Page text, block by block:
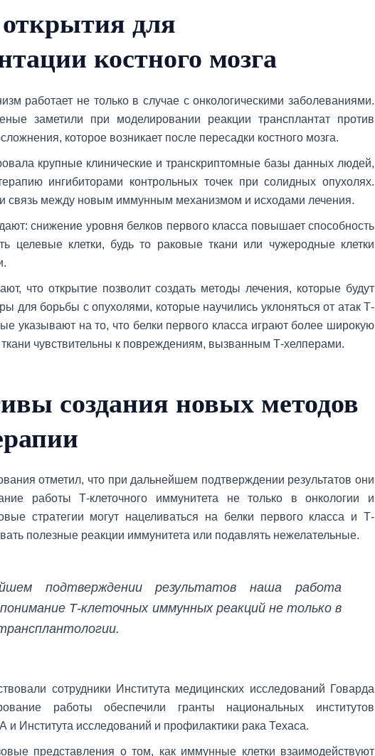
для
костного мозга
работает не только в случае с онкологическими заболеваниями.
заметили при моделировании реакции трансплантат против
которое возникает после пересадки костного мозга.
крупные клинические и транскриптомные базы данных людей,
ингибиторами контрольных точек при солидных опухолях.
связь между новым иммунным механизмом и исходами лечения.
снижение уровня белков первого класса повышает способность
целевые клетки, будь то раковые ткани или чужеродные клетки
что открытие позволит создать методы лечения, которые будут
для борьбы с опухолями, которые научились уклоняться от атак Т-
указывают на то, что белки первого класса играют более широкую
ткани чувствительны к повреждениям, вызванным Т-хелперами.
создания новых методов
отметил, что при дальнейшем подтверждении результатов они
работы Т-клеточного иммунитета не только в онкологии и
стратегии могут нацеливаться на белки первого класса и Т-
полезные реакции иммунитета или подавлять нежелательные.
подтверждении результатов наша работа
Т-клеточных иммунных реакций не только в
сотрудники Института медицинских исследований Говарда
работы обеспечили гранты национальных институтов
Института исследований и профилактики рака Техаса.
представления о том, как иммунные клетки взаимодействуют